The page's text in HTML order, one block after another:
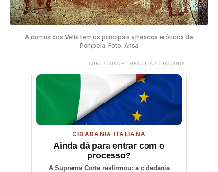
A domus dos Vettii tem os principais afrescos eróticos de
Pompeia. Foto: Ansa
PUBLICIDADE / BENDITA CIDADANIA
CIDADANIA ITALIANA
Ainda dá para entrar com o
processo?
A Suprema Corte reafirmou: a cidadania